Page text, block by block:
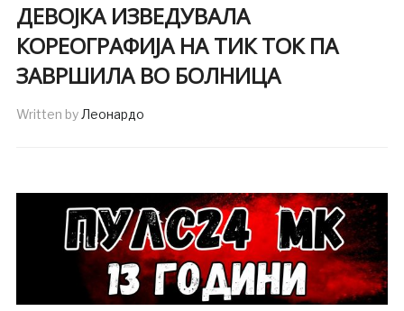
ДЕВОЈКА ИЗВЕДУВАЛА
КОРЕОГРАФИЈА НА ТИК ТОК ПА
ЗАВРШИЛА ВО БОЛНИЦА
Written byЛеонардо